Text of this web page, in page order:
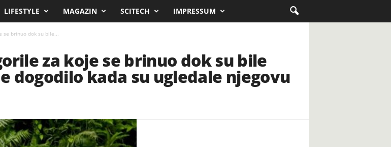
LIFESTYLE MAGAZIN SCITECH IMPRESSUM
se brinuo dok su bile...
za koje se brinuo dok su bile
dogodilo kada su ugledale njegovu